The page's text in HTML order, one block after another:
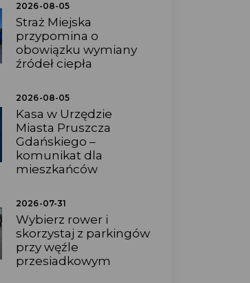
2026-08-05
Straż Miejska
przypomina o
obowiązku wymiany
źródeł ciepła
2026-08-05
Kasa w Urzędzie
Miasta Pruszcza
Gdańskiego –
komunikat dla
mieszkańców
2026-07-31
Wybierz rower i
skorzystaj z parkingów
przy węźle
przesiadkowym